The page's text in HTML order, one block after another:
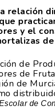
relación
y el
de
de
de
de